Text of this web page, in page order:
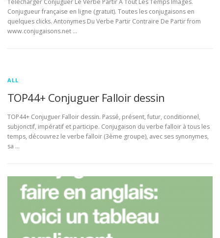
Conjugueur française en ligne (gratuit). Toutes les conjugaisons en
quelques clicks. Antonymes Du Verbe Partir Contraire De Partir from
www.conjugaisons.net …
ALL
TOP44+ Conjuguer Falloir dessin
TOP44+ Conjuguer Falloir dessin. Passé, présent, futur, conditionnel,
subjonctif, impératif et participe. Conjugaison du verbe falloir à tous les
temps, découvrez le verbe falloir (3ème groupe), avec ses synonymes,
sa …